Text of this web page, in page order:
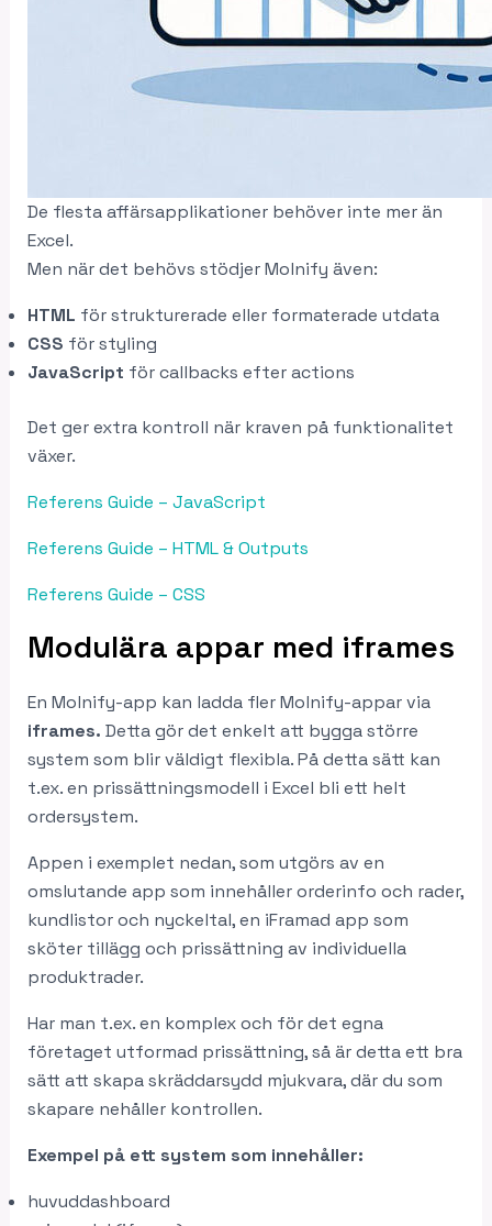
De flesta affärsapplikationer behöver inte mer än
Excel.
Men när det behövs stödjer Molnify även:
HTML för strukturerade eller formaterade utdata
CSS för styling
JavaScript för callbacks efter actions
Det ger extra kontroll när kraven på funktionalitet
växer.
Referens Guide – JavaScript
Referens Guide – HTML & Outputs
Referens Guide – CSS
Modulära appar med iframes
En Molnify-app kan ladda fler Molnify-appar via
iframes. Detta gör det enkelt att bygga större
system som blir väldigt flexibla. På detta sätt kan
t.ex. en prissättningsmodell i Excel bli ett helt
ordersystem.
Appen i exemplet nedan, som utgörs av en
omslutande app som innehåller orderinfo och rader,
kundlistor och nyckeltal, en iFramad app som
sköter tillägg och prissättning av individuella
produktrader.
Har man t.ex. en komplex och för det egna
företaget utformad prissättning, så är detta ett bra
sätt att skapa skräddarsydd mjukvara, där du som
skapare nehåller kontrollen.
Exempel på ett system som innehåller:
huvuddashboard